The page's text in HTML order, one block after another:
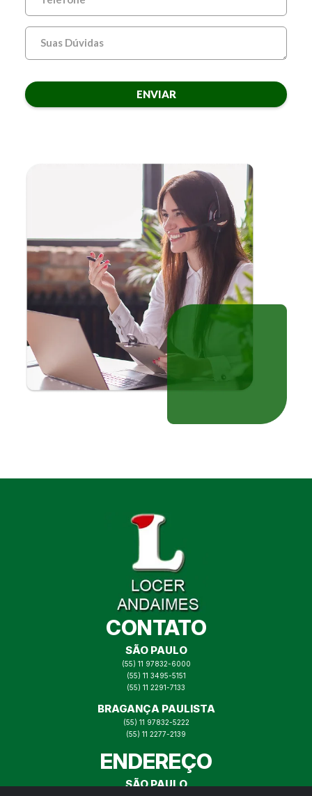
ENVIAR
CONTATO
SÃO PAULO
(55) 11 97832-6000
(55) 11 3495-5151
(55) 11 2291-7133
BRAGANÇA PAULISTA
(55) 11 97832-5222
(55) 11 2277-2139
ENDEREÇO
SÃO PAULO